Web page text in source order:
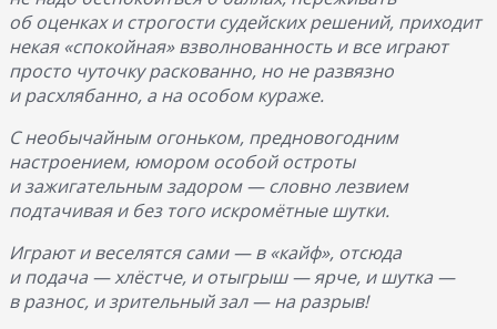
об оценках и строгости судейских решений, приходит
некая «спокойная» взволнованность и все играют
просто чуточку раскованно, но не развязно
и расхлябанно, а на особом кураже.
С необычайным огоньком, предновогодним
настроением, юмором особой остроты
и зажигательным задором — словно лезвием
подтачивая и без того искромётные шутки.
Играют и веселятся сами — в «кайф», отсюда
и подача — хлёстче, и отыгрыш — ярче, и шутка —
в разнос, и зрительный зал — на разрыв!